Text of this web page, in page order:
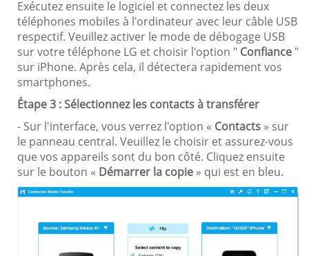
Exécutez ensuite le logiciel et connectez les deux
téléphones mobiles à l'ordinateur avec leur câble USB
respectif. Veuillez activer le mode de débogage USB
sur votre téléphone LG et choisir l'option " Confiance "
sur iPhone. Après cela, il détectera rapidement vos
smartphones.
Étape 3 : Sélectionnez les contacts à transférer
- Sur l'interface, vous verrez l'option « Contacts » sur
le panneau central. Veuillez le choisir et assurez-vous
que vos appareils sont du bon côté. Cliquez ensuite
sur le bouton « Démarrer la copie » qui est en bleu.